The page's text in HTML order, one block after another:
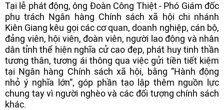
Tại lễ phát động, ông Đoàn Công Thiệt - Phó Giám đốc
phụ trách Ngân hàng Chính sách xã hội chi nhánh
Kiên Giang kêu gọi các cơ quan, doanh nghiệp, cán bộ,
đảng viên, hội viên, đoàn viên, người lao động và nhân
dân tỉnh thể hiện nghĩa cử cao đẹp, phát huy tinh thần
tương thân, tương ái thông qua việc gửi tiền tiết kiệm
tại Ngân hàng Chính sách xã hội, bằng “Hành động
nhỏ ý nghĩa lớn”, góp phần tạo lập thêm nguồn lực
chung tay vì người nghèo và các đối tượng chính sách
khác.